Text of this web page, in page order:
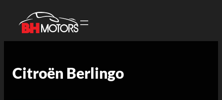
Citroën Berlingo